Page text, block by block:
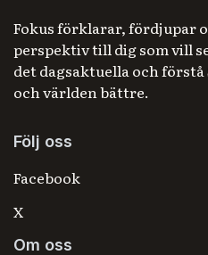
Fokus förklarar, fördjupar
perspektiv till dig som vill
det dagsaktuella och förstå
och världen bättre.
Följ oss
Facebook
X
Om oss